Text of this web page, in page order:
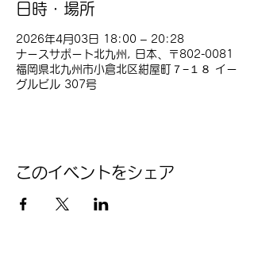
日時・場所
2026年4月03日 18:00 – 20:28
ナースサポート北九州, 日本、〒802-0081
福岡県北九州市小倉北区紺屋町７−１８ イー
グルビル 307号
このイベントをシェア